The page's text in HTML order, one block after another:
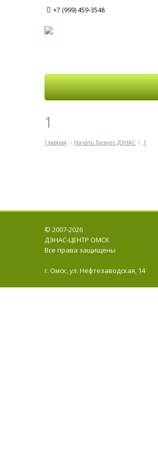
+7 (999) 459-3548
1
Главная Начать бизнес ДЭНАС 1
© 2007-2026
ДЭНАС-ЦЕНТР ОМСК
Все права защищены
г. Омск, ул. Нефтезаводская, 14